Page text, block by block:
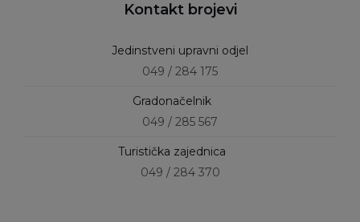
Kontakt brojevi
Jedinstveni upravni odjel
049 / 284 175
Gradonačelnik
049 / 285 567
Turistička zajednica
049 / 284 370